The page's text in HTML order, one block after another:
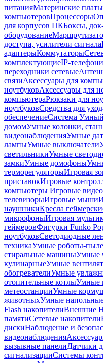
питанияМатеринские платы
компьютеровПроцессоры
для корпусов ПКБоксы,
оборудование
доступа, усилители сигнала
адаптерыКоммутаторы
комплектующиеIP-
переходники сетевые
связиАксессуары для
ноутбуковАксессуары для
компьютераРюкзаки для
ноутбуковСредства для
обеспечениеСистема
домомУмные колонки,
видеонаблюденияУмные
лампыУмные выключатели
светильникиУмные
замкиУмные домофоны
терморегуляторыИгровая
приставокИгровые
компьютеры Игровые
телевизорыИгровые мыши
наушникиКресла
микрофоныИгровая
геймеровФигурки Funko
ноутбуковСветодиодные
техникаУмные роботы-
стиральные машиныУмные
кулинарныеУмные
обогревателиУмные
отопительные котлыУмные
метеостанцииУмные
животныхУмные
Flash накопителиВнешние
памятиСетевые накопители
дискиНаблюдение и
видеонаблюдения
вызывные панелиДатчики
сигнализацииСистемы